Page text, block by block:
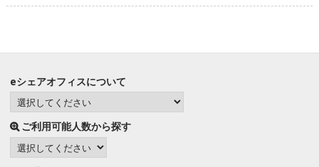
eシェアオフィスについて
ご利用可能人数から探す